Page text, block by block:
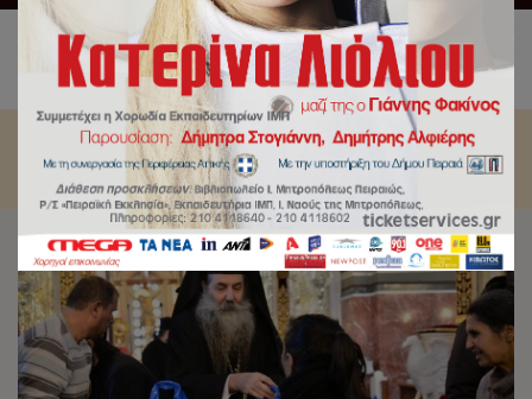
Αρχική Δελτία Τύπου
Μητροπολίτης Πειραιώς: «Η
Εκκλησία κάνει καθημερινά πράξη το μήνυμα του Χριστού, που
είναι μήνυμα αγάπης, και κοινωνίας»